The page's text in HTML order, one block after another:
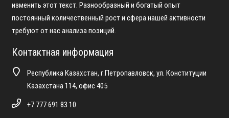
изменить этот текст. Разнообразный и богатый опыт
постоянный количественный рост и сфера нашей активности
требуют от нас анализа позиций.
Контактная информация
Республика Казахстан, г.Петропавловск, ул. Конституции
Казахстана 114, офис 405
+7 777 691 83 10